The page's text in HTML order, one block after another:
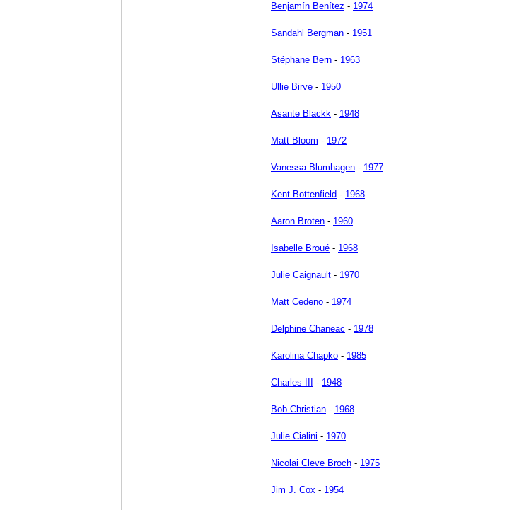
Benjamín Benítez - 1974
Sandahl Bergman - 1951
Stéphane Bern - 1963
Ullie Birve - 1950
Asante Blackk - 1948
Matt Bloom - 1972
Vanessa Blumhagen - 1977
Kent Bottenfield - 1968
Aaron Broten - 1960
Isabelle Broué - 1968
Julie Caignault - 1970
Matt Cedeno - 1974
Delphine Chaneac - 1978
Karolina Chapko - 1985
Charles III - 1948
Bob Christian - 1968
Julie Cialini - 1970
Nicolai Cleve Broch - 1975
Jim J. Cox - 1954